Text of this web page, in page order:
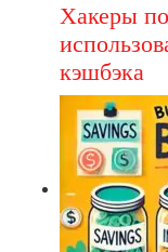
Хакеры
кэшбэка